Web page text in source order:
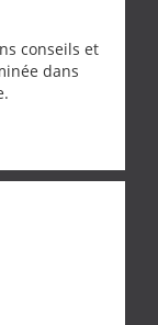
conseils et
dans